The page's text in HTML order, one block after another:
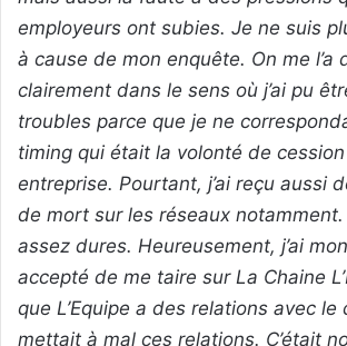
employeurs ont subies. Je ne suis
à cause de mon enquête. On me l’a
clairement dans le sens où j’ai pu
troubles parce que je ne
timing qui était la volonté de
entreprise. Pourtant, j’ai reçu aussi
de mort sur les réseaux
assez dures. Heureusement, j’ai
accepté de me taire sur La Chaine
que L’Equipe a des relations avec le
mettait à mal ces relations. C’était